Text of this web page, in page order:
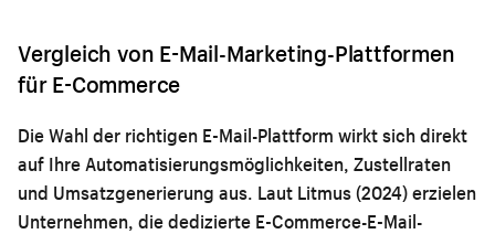
Vergleich von E-Mail-Marketing-Plattformen
für E-Commerce
Die Wahl der richtigen E-Mail-Plattform wirkt sich direkt
auf Ihre Automatisierungsmöglichkeiten, Zustellraten
und Umsatzgenerierung aus. Laut Litmus (2024) erzielen
Unternehmen, die dedizierte E-Commerce-E-Mail-